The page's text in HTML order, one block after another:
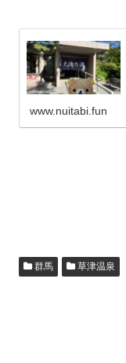
www.nuitabi.fun
群馬 草津温泉